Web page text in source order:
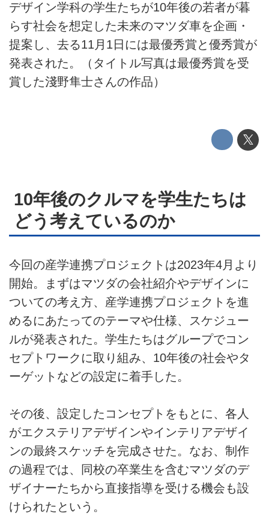
EV
電動バイク
電動キックボード
運営会社
利用規約
ライター名簿
お問い合せ
広告掲載について
デザイン学科の学生たちが10年後の若者が暮
らす社会を想定した未来のマツダ車を企画・
提案し、去る11月1日には最優秀賞と優秀賞が
発表された。（タイトル写真は最優秀賞を受
賞した淺野隼士さんの作品）
10年後のクルマを学生たちは
どう考えているのか
今回の産学連携プロジェクトは2023年4月より
開始。まずはマツダの会社紹介やデザインに
ついての考え方、産学連携プロジェクトを進
めるにあたってのテーマや仕様、スケジュー
ルが発表された。学生たちはグループでコン
セプトワークに取り組み、10年後の社会やタ
ーゲットなどの設定に着手した。
その後、設定したコンセプトをもとに、各人
がエクステリアデザインやインテリアデザイ
ンの最終スケッチを完成させた。なお、制作
の過程では、同校の卒業生を含むマツダのデ
ザイナーたちから直接指導を受ける機会も設
けられたという。